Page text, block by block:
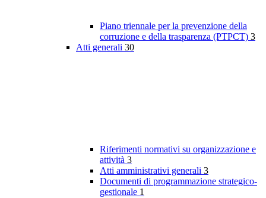
Piano triennale per la prevenzione della
corruzione e della trasparenza (PTPCT) 3
Atti generali 30
Riferimenti normativi su organizzazione e
attività 3
Atti amministrativi generali 3
Documenti di programmazione strategico-
gestionale 1